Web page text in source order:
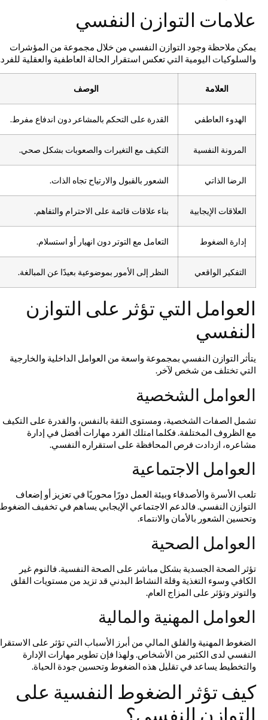
علامات التوازن النفسي
يمكن ملاحظة وجود التوازن النفسي من خلال مجموعة من المؤشرات
والسلوكيات اليومية التي تعكس استقرار الحالة العاطفية والعقلية للفرد.
العلامة الوصف
الهدوء العاطفي القدرة على التحكم بالمشاعر دون اندفاع مفرط.
المرونة النفسية التكيف مع التغيرات والصعوبات بشكل صحي.
الرضا الذاتي الشعور بالقبول والارتياح تجاه الذات.
العلاقات الإيجابية بناء علاقات قائمة على الاحترام والتفاهم.
إدارة الضغوط التعامل مع التوتر دون انهيار أو استسلام.
التفكير الواقعي النظر إلى الأمور بموضوعية بعيدًا عن المبالغة.
العوامل التي تؤثر على التوازن
النفسي
يتأثر التوازن النفسي بمجموعة واسعة من العوامل الداخلية والخارجية
التي تختلف من شخص لآخر.
العوامل الشخصية
تشمل الصفات الشخصية، ومستوى الثقة بالنفس، والقدرة على التكيف
مع الظروف المختلفة. فكلما امتلك الفرد مهارات أفضل في إدارة
مشاعره، ازدادت فرص المحافظة على استقراره النفسي.
العوامل الاجتماعية
تلعب الأسرة والأصدقاء وبيئة العمل دورًا محوريًا في تعزيز أو إضعاف
التوازن النفسي. فالدعم الاجتماعي الإيجابي يساهم في تخفيف الضغوط
وتحسين الشعور بالأمان والانتماء.
العوامل الصحية
تؤثر الصحة الجسدية بشكل مباشر على الصحة النفسية. فالنوم غير
الكافي وسوء التغذية وقلة النشاط البدني قد تزيد من مستويات القلق
والتوتر وتؤثر على المزاج العام.
العوامل المهنية والمالية
الضغوط المهنية والقلق المالي من أبرز الأسباب التي تؤثر على الاستقرار
النفسي لدى الكثير من الأشخاص. ولهذا فإن تطوير مهارات الإدارة
والتخطيط يساعد في تقليل هذه الضغوط وتحسين جودة الحياة.
كيف تؤثر الضغوط النفسية على
التوازن النفسي؟